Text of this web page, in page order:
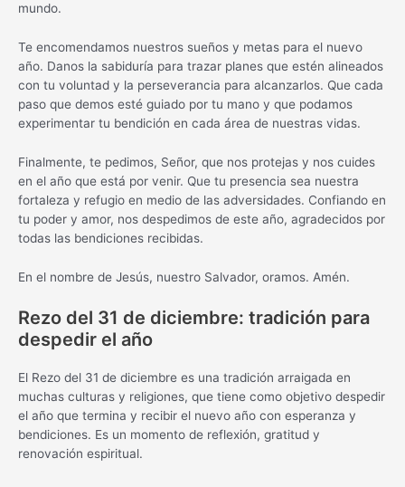
mundo.
Te encomendamos nuestros sueños y metas para el nuevo
año. Danos la sabiduría para trazar planes que estén alineados
con tu voluntad y la perseverancia para alcanzarlos. Que cada
paso que demos esté guiado por tu mano y que podamos
experimentar tu bendición en cada área de nuestras vidas.
Finalmente, te pedimos, Señor, que nos protejas y nos cuides
en el año que está por venir. Que tu presencia sea nuestra
fortaleza y refugio en medio de las adversidades. Confiando en
tu poder y amor, nos despedimos de este año, agradecidos por
todas las bendiciones recibidas.
En el nombre de Jesús, nuestro Salvador, oramos. Amén.
Rezo del 31 de diciembre: tradición para
despedir el año
El Rezo del 31 de diciembre es una tradición arraigada en
muchas culturas y religiones, que tiene como objetivo despedir
el año que termina y recibir el nuevo año con esperanza y
bendiciones. Es un momento de reflexión, gratitud y
renovación espiritual.